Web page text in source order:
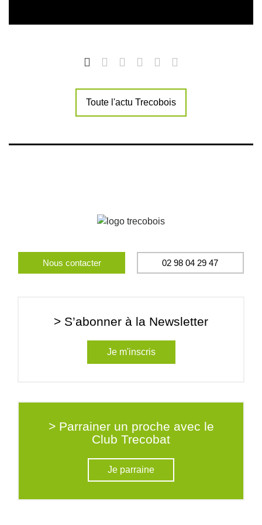
Toute l'actu Trecobois
Nous contacter 02 98 04 29 47
> S’abonner à la Newsletter
Je m'inscris
> Parrainer un proche avec le
Club Trecobat
Je parraine